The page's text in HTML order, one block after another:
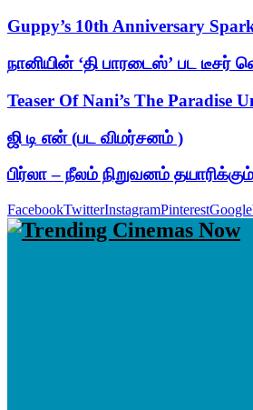
Guppy’s 10th Anniversary
நானியின் ‘தி பாரடைஸ்’ பட டீசர்
Teaser Of Nani’s The Paradise
ஜி டி என் (பட விமர்சனம் )
பிர்லா – நீலம் நிறுவனம்
FacebookTwitterInstagramPinterestGoogle